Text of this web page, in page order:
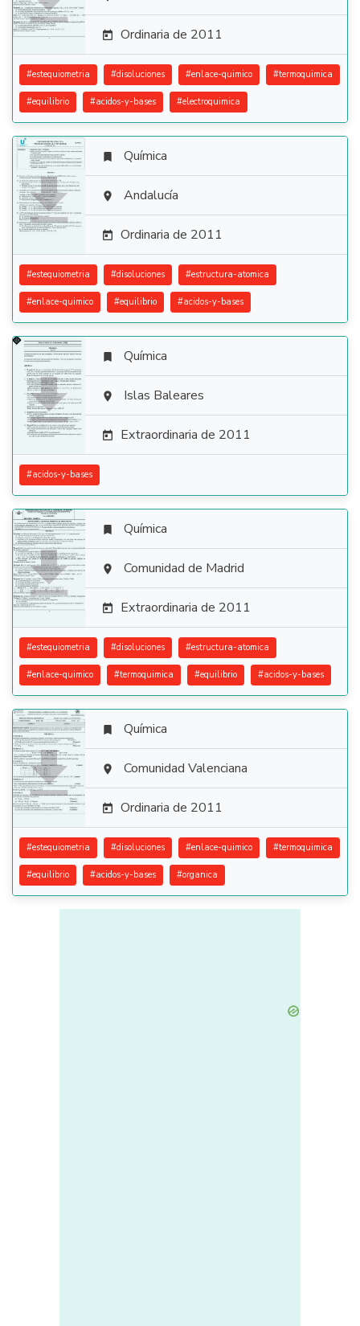
 Ordinaria de 2011
#estequiometria #disoluciones #enlace-quimico #termoquimica
#equilibrio #acidos-y-bases #electroquimica

 Química
 Andalucía
 Ordinaria de 2011
#estequiometria #disoluciones #estructura-atomica
#enlace-quimico #equilibrio #acidos-y-bases

 Química
 Islas Baleares
 Extraordinaria de 2011
#acidos-y-bases

 Química
 Comunidad de Madrid
 Extraordinaria de 2011
#estequiometria #disoluciones #estructura-atomica
#enlace-quimico #termoquimica #equilibrio #acidos-y-bases

 Química
 Comunidad Valenciana
 Ordinaria de 2011
#estequiometria #disoluciones #enlace-quimico #termoquimica
#equilibrio #acidos-y-bases #organica